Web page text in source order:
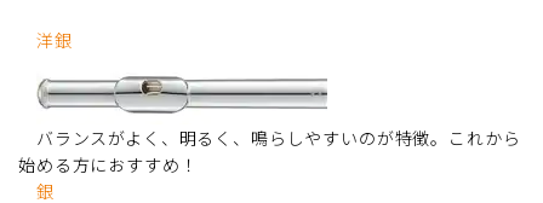
洋銀
バランスがよく、明るく、鳴らしやすいのが特徴。これから
始める方におすすめ！
銀